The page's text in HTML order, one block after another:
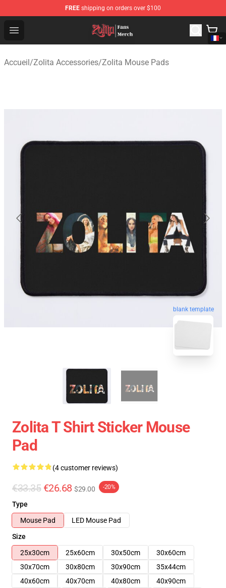
FREE shipping on orders over $100
Open menu
Zolita Store - Official Zolita Merchandise Shop
Accueil/Zolita Accessories/Zolita Mouse Pads
blank template
Zolita T Shirt Sticker Mouse
Pad
(4 customer reviews)
€33.35 €26.68 $29.00 -20%
Type
Mouse Pad
LED Mouse Pad
Size
25x30cm
25x60cm 30x50cm
30x60cm
30x70cm
30x80cm 30x90cm
35x44cm
40x60cm
40x70cm 40x80cm
40x90cm